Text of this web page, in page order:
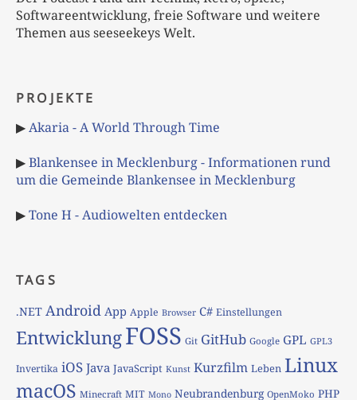
Softwareentwicklung, freie Software und weitere
Themen aus seeseekeys Welt.
PROJEKTE
▶Akaria - A World Through Time
▶Blankensee in Mecklenburg - Informationen rund
um die Gemeinde Blankensee in Mecklenburg
▶Tone H - Audiowelten entdecken
TAGS
.NET Android App Apple Browser C# Einstellungen
EntwicklungFOSS Git GitHub Google GPL GPL3
Invertika iOS Java JavaScript Kunst Kurzfilm Leben Linux
macOS Minecraft MIT Mono Neubrandenburg OpenMoko PHP